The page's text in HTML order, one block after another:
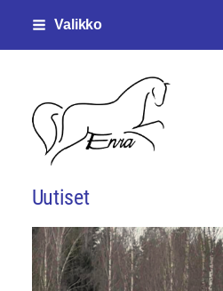
Siirry
sivun
sisältöön
Valikko
Enjalan ratsastajat ry
Uutiset